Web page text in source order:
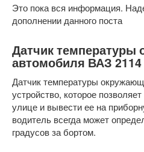
Это пока вся информация.
дополнении данного поста
Датчик
автомобиля ВАЗ 2114
Датчик температуры
устройство, которое
улице и вывести ее на
водитель всегда может
градусов за бортом.